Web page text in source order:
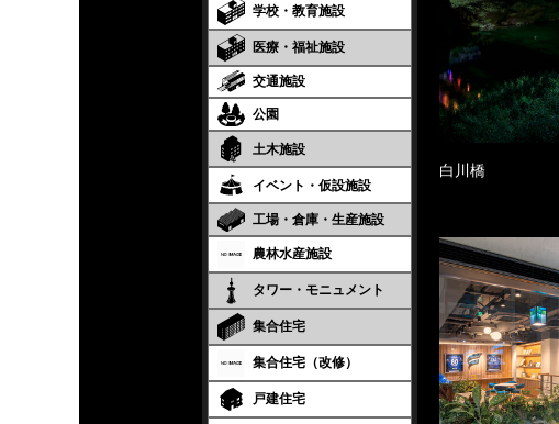
学校・教育施設
医療・福祉施設
交通施設
公園
土木施設
イベント・仮設施設
工場・倉庫・生産施設
農林水産施設
タワー・モニュメント
集合住宅
集合住宅（改修）
戸建住宅
白川橋